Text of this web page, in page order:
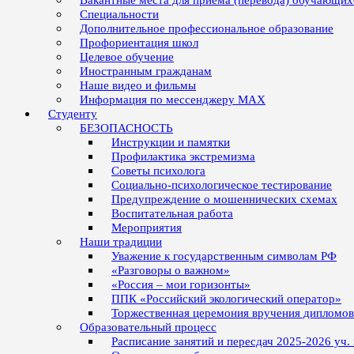
Специальности
Дополнительное профессиональное образование
Профориентация школ
Целевое обучение
Иностранным гражданам
Наше видео и фильмы
Информация по мессенджеру MAX
Студенту
БЕЗОПАСНОСТЬ
Инструкции и памятки
Профилактика экстремизма
Советы психолога
Социально-психологическое тестирование
Предупреждение о мошеннических схемах
Воспитательная работа
Мероприятия
Наши традиции
Уважение к государственным символам РФ
«Разговоры о важном»
«Россия – мои горизонты»
ППК «Российский экологический оператор»
Торжественная церемония вручения
Образовательный процесс
Расписание занятий и пересдач 2025-2026 уч.